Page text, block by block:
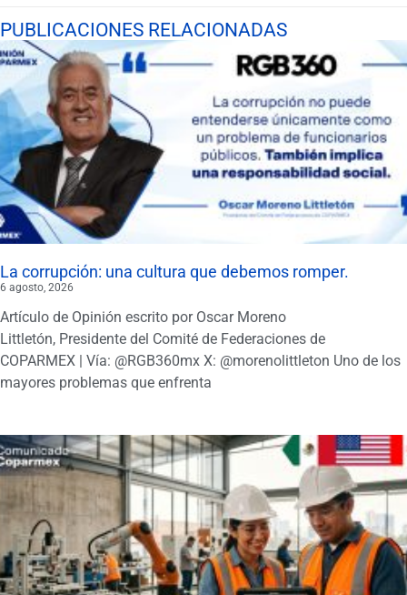
PUBLICACIONES RELACIONADAS
La corrupción: una cultura que debemos romper.
6 agosto, 2026
Artículo de Opinión escrito por Oscar Moreno
Littletón, Presidente del Comité de Federaciones de
COPARMEX | Vía: @RGB360mx X: @morenolittleton Uno de los
mayores problemas que enfrenta